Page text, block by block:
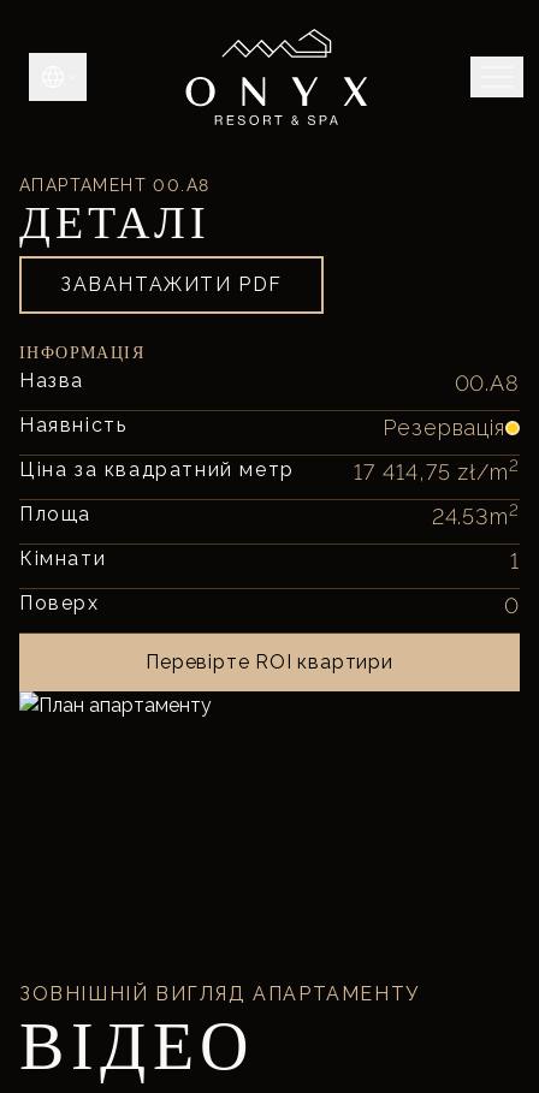
АПАРТАМЕНТ 00.A8
ДЕТАЛІ
ЗАВАНТАЖИТИ PDF
ІНФОРМАЦІЯ
Назва 00.A8
Наявність Резервація
Ціна за квадратний метр 17 414,75 zł/m2
Площа 24.53m2
Кімнати 1
Поверх 0
Перевірте ROI квартири
ЗОВНІШНІЙ ВИГЛЯД АПАРТАМЕНТУ
ВІДЕО